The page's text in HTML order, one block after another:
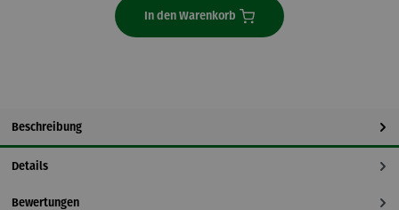
In den Warenkorb
Beschreibung
Details
Bewertungen